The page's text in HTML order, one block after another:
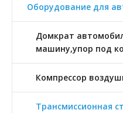
Оборудование для
Домкрат
машину,упор под
Компрессор
Трансмиссионная